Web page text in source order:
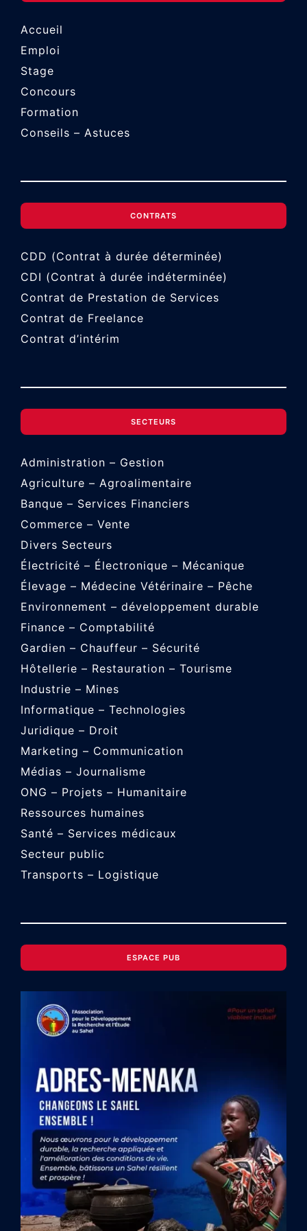
Accueil
Emploi
Stage
Concours
Formation
Conseils – Astuces
CONTRATS
CDD (Contrat à durée déterminée)
CDI (Contrat à durée indéterminée)
Contrat de Prestation de Services
Contrat de Freelance
Contrat d’intérim
SECTEURS
Administration – Gestion
Agriculture – Agroalimentaire
Banque – Services Financiers
Commerce – Vente
Divers Secteurs
Électricité – Électronique – Mécanique
Élevage – Médecine Vétérinaire – Pêche
Environnement – développement durable
Finance – Comptabilité
Gardien – Chauffeur – Sécurité
Hôtellerie – Restauration – Tourisme
Industrie – Mines
Informatique – Technologies
Juridique – Droit
Marketing – Communication
Médias – Journalisme
ONG – Projets – Humanitaire
Ressources humaines
Santé – Services médicaux
Secteur public
Transports – Logistique
ESPACE PUB